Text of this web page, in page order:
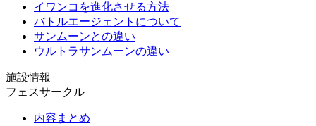
イワンコを進化させる方法
バトルエージェントについて
サンムーンとの違い
ウルトラサンムーンの違い
施設情報
フェスサークル
内容まとめ